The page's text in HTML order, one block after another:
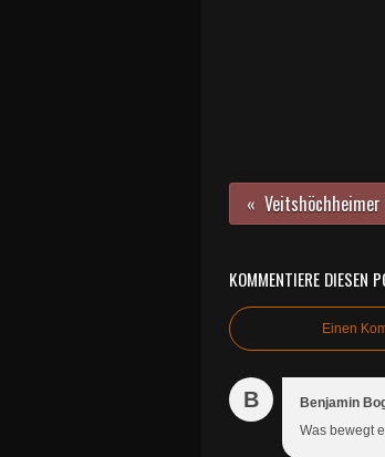
KOMMENTIERE DIESEN
Einen
B Benjamin
Was bewegt